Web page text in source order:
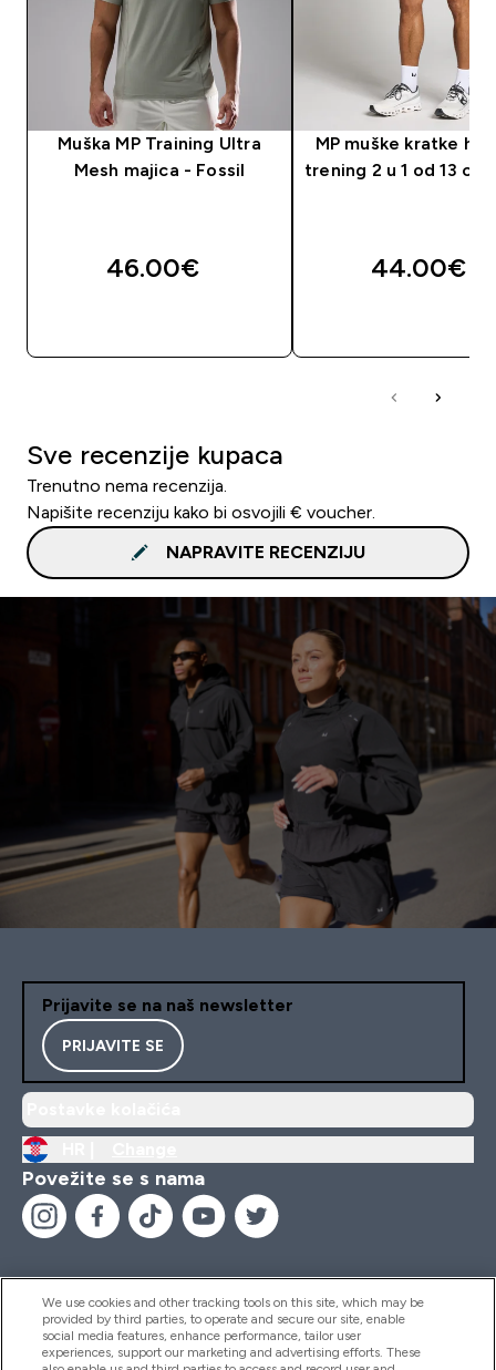
Muška MP Training Ultra
Mesh majica - Fossil
46.00€‎
MP muške kratke
trening 2 u 1 od 13 cm
44.00€‎
Sve recenzije kupaca
Trenutno nema recenzija.
Napišite recenziju kako bi osvojili € voucher.
NAPRAVITE RECENZIJU
Prijavite se na naš newsletter
PRIJAVITE SE
Povežite se s nama
Pomoć I Informacije
We use cookies and other tracking tools on this site, which may be
provided by third parties, to operate and secure our site, enable
social media features, enhance performance, tailor user
experiences, support our marketing and advertising efforts. These